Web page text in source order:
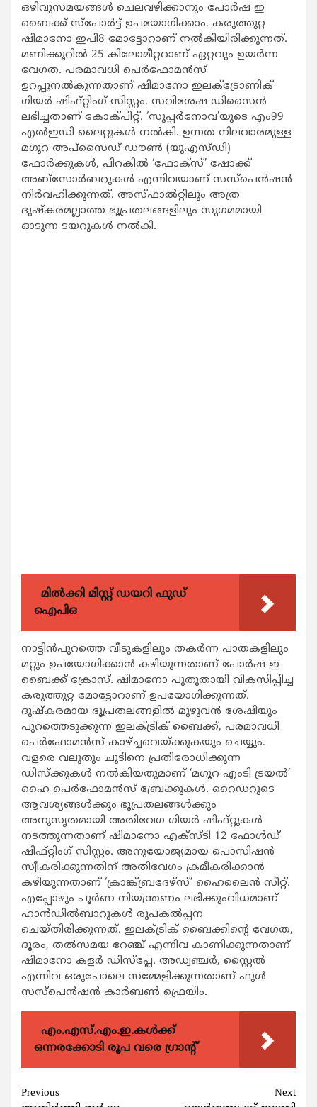
ഒഴിവുസമയങ്ങള്‍ ചെലവഴിക്കാനും പോര്‍ഷ ഇ
ബൈക്ക് സ്‌പോര്‍ട്ട് ഉപയോഗിക്കാം. കരുത്തുറ്റ
ഷിമാനോ ഇപി8 മോട്ടോറാണ് നല്‍കിയിരിക്കുന്നത്.
മണിക്കൂറില്‍ 25 കിലോമീറ്ററാണ് ഏറ്റവും ഉയര്‍ന്ന
വേഗത. പരമാവധി പെര്‍ഫോമന്‍സ്
ഉറപ്പുനല്‍കുന്നതാണ് ഷിമാനോ ഇലക്ട്രോണിക്
ഗിയര്‍ ഷിഫ്റ്റിംഗ് സിസ്റ്റം. സവിശേഷ ഡിസൈന്‍
ലഭിച്ചതാണ് കോക്പിറ്റ്. ‘സൂപ്പര്‍നോവ’യുടെ എം99
എല്‍ഇഡി ലൈറ്റുകള്‍ നല്‍കി. ഉന്നത നിലവാരമുള്ള
മഗൂറ അപ്‌സൈഡ് ഡൗണ്‍ (യുഎസ്ഡി)
ഫോര്‍ക്കുകള്‍, പിറകില്‍ ‘ഫോക്‌സ്’ ഷോക്ക്
അബ്‌സോര്‍ബറുകള്‍ എന്നിവയാണ് സസ്‌പെന്‍ഷന്‍
നിര്‍വഹിക്കുന്നത്. അസ്ഫാല്‍റ്റിലും അത്ര
ദുഷ്‌കരമല്ലാത്ത ഭൂപ്രതലങ്ങളിലും സുഗമമായി
ഓടുന്ന ടയറുകള്‍ നല്‍കി.
മിൽക്കി മിസ്റ്റ് ഡയറി ഫുഡ്
ഐപിഒ
നാട്ടിന്‍പുറത്തെ വീടുകളിലും തകര്‍ന്ന പാതകളിലും
മറ്റും ഉപയോഗിക്കാന്‍ കഴിയുന്നതാണ് പോര്‍ഷ ഇ
ബൈക്ക് ക്രോസ്. ഷിമാനോ പുതുതായി വികസിപ്പിച്ച
കരുത്തുറ്റ മോട്ടോറാണ് ഉപയോഗിക്കുന്നത്.
ദുഷ്‌കരമായ ഭൂപ്രതലങ്ങളില്‍ മുഴുവന്‍ ശേഷിയും
പുറത്തെടുക്കുന്ന ഇലക്ട്രിക് ബൈക്ക്, പരമാവധി
പെര്‍ഫോമന്‍സ് കാഴ്ച്ചവെയ്ക്കുകയും ചെയ്യും.
വളരെ വലുതും ചൂടിനെ പ്രതിരോധിക്കുന്ന
ഡിസ്‌ക്കുകള്‍ നല്‍കിയതുമാണ് ‘മഗൂറ എംടി ട്രയല്‍’
ഹൈ പെര്‍ഫോമന്‍സ് ബ്രേക്കുകള്‍. റൈഡറുടെ
ആവശ്യങ്ങള്‍ക്കും ഭൂപ്രതലങ്ങള്‍ക്കും
അനുസൃതമായി അതിവേഗ ഗിയര്‍ ഷിഫ്റ്റുകള്‍
നടത്തുന്നതാണ് ഷിമാനോ എക്‌സ്ടി 12 ഫോള്‍ഡ്
ഷിഫ്റ്റിംഗ് സിസ്റ്റം. അനുയോജ്യമായ പൊസിഷന്‍
സ്വീകരിക്കുന്നതിന് അതിവേഗം ക്രമീകരിക്കാന്‍
കഴിയുന്നതാണ് ‘ക്രാങ്ക്ബ്രദേഴ്‌സ്’ ഹൈലൈന്‍ സീറ്റ്.
എപ്പോഴും പൂര്‍ണ നിയന്ത്രണം ലഭിക്കുംവിധമാണ്
ഹാന്‍ഡില്‍ബാറുകള്‍ രൂപകല്‍പ്പന
ചെയ്തിരിക്കുന്നത്. ഇലക്ട്രിക് ബൈക്കിന്റെ വേഗത,
ദൂരം, തല്‍സമയ റേഞ്ച് എന്നിവ കാണിക്കുന്നതാണ്
ഷിമാനോ കളര്‍ ഡിസ്‌പ്ലേ. അഡ്വഞ്ചര്‍, സ്റ്റൈല്‍
എന്നിവ ഒരുപോലെ സമ്മേളിക്കുന്നതാണ് ഫുള്‍
സസ്‌പെന്‍ഷന്‍ കാര്‍ബണ്‍ ഫ്രെയിം.
എം.എസ്.എം.ഇ.കൾക്ക്
ഒന്നരക്കോടി രൂപ വരെ ഗ്രാന്റ്
Continue
Previous
Next